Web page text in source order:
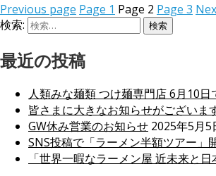
Previous page Page 1 Page 2 Page 3
検索:
最近の投稿
人類みな麺類 つけ麺専門店 6月10日
皆さまに大きなお知らせがございま
GW休み営業のお知らせ 2025年5月5
SNS投稿で「ラーメン半額ツアー」
「世界一暇なラーメン屋 近未来と